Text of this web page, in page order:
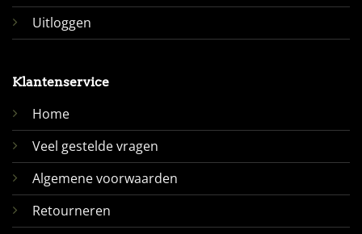
Uitloggen
Klantenservice
Home
Veel gestelde vragen
Algemene voorwaarden
Retourneren